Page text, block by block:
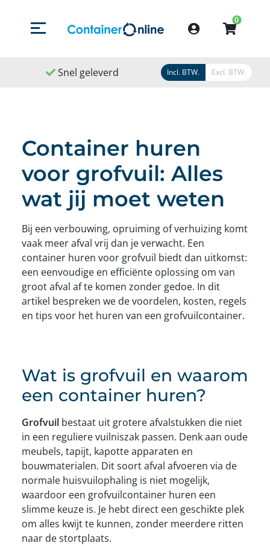
Menu openen/sluiten
Account
0
Snel geleverd Snel geregeld
Incl. BTW. Excl. BTW.
Container huren
voor grofvuil: Alles
wat jij moet weten
Bij een verbouwing, opruiming of verhuizing komt
vaak meer afval vrij dan je verwacht. Een
container huren voor grofvuil biedt dan uitkomst:
een eenvoudige en efficiënte oplossing om van
groot afval af te komen zonder gedoe. In dit
artikel bespreken we de voordelen, kosten, regels
en tips voor het huren van een grofvuilcontainer.
Wat is grofvuil en waarom
een container huren?
Grofvuil bestaat uit grotere afvalstukken die niet
in een reguliere vuilniszak passen. Denk aan oude
meubels, tapijt, kapotte apparaten en
bouwmaterialen. Dit soort afval afvoeren via de
normale huisvuilophaling is niet mogelijk,
waardoor een grofvuilcontainer huren een
slimme keuze is. Je hebt direct een geschikte plek
om alles kwijt te kunnen, zonder meerdere ritten
naar de stortplaats.